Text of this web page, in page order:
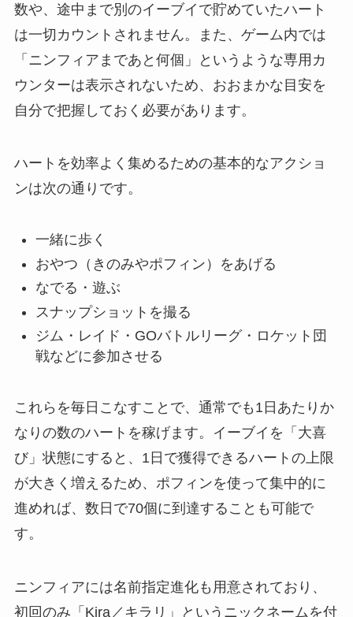
数や、途中まで別のイーブイで貯めていたハート
は一切カウントされません。また、ゲーム内では
「ニンフィアまであと何個」というような専用カ
ウンターは表示されないため、おおまかな目安を
自分で把握しておく必要があります。
ハートを効率よく集めるための基本的なアクショ
ンは次の通りです。
一緒に歩く
おやつ（きのみやポフィン）をあげる
なでる・遊ぶ
スナップショットを撮る
ジム・レイド・GOバトルリーグ・ロケット団
戦などに参加させる
これらを毎日こなすことで、通常でも1日あたりか
なりの数のハートを稼げます。イーブイを「大喜
び」状態にすると、1日で獲得できるハートの上限
が大きく増えるため、ポフィンを使って集中的に
進めれば、数日で70個に到達することも可能で
す。
ニンフィアには名前指定進化も用意されており、
初回のみ「Kira／キラリ」というニックネームを付